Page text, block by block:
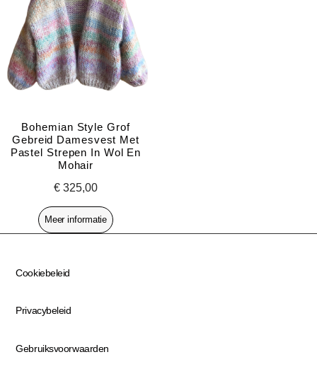
Bohemian Style Grof
Gebreid Damesvest Met
Pastel Strepen In Wol En
Mohair
€ 325,00
Meer informatie
Cookiebeleid
Privacybeleid
Gebruiksvoorwaarden